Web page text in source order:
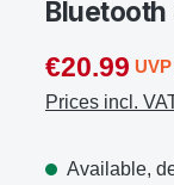
Bluetooth
€20.99
Prices incl.
Available,